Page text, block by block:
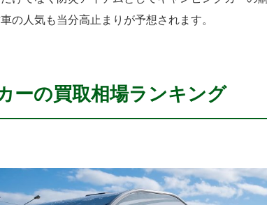
の人気も当分高止まりが予想されます。
ーの買取相場ランキング